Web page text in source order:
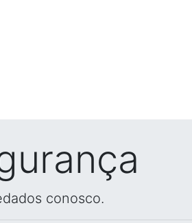
conosco.